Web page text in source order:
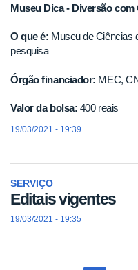
Museu Dica - Diversão com
O que é: Museu de Ciências
pesquisa
Órgão financiador: MEC,
Valor da bolsa: 400 reais
19/03/2021 - 19:39
SERVIÇO
Editais vigentes
19/03/2021 - 19:35